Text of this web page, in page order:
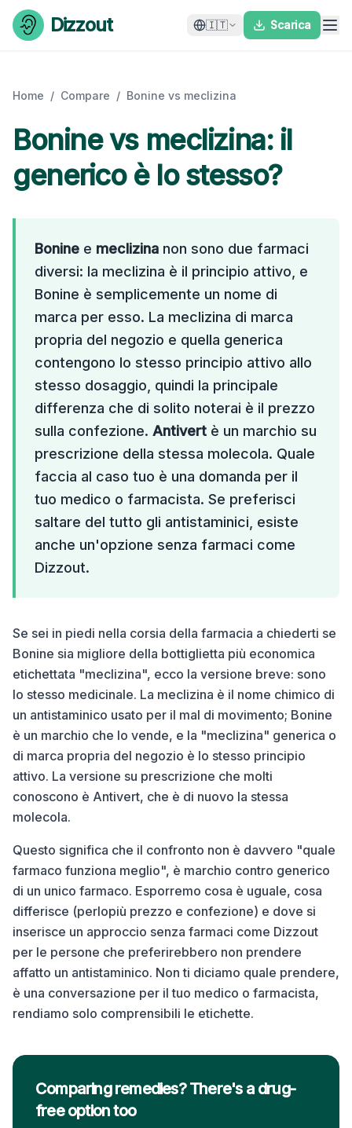
Skip to content
Dizzout 🇮🇹 Scarica
Home / Compare / Bonine vs meclizina
Bonine vs meclizina: il
generico è lo stesso?
Bonine e meclizina non sono due farmaci
diversi: la meclizina è il principio attivo, e
Bonine è semplicemente un nome di
marca per esso. La meclizina di marca
propria del negozio e quella generica
contengono lo stesso principio attivo allo
stesso dosaggio, quindi la principale
differenza che di solito noterai è il prezzo
sulla confezione. Antivert è un marchio su
prescrizione della stessa molecola. Quale
faccia al caso tuo è una domanda per il
tuo medico o farmacista. Se preferisci
saltare del tutto gli antistaminici, esiste
anche un'opzione senza farmaci come
Dizzout.
Se sei in piedi nella corsia della farmacia a chiederti se
Bonine sia migliore della bottiglietta più economica
etichettata "meclizina", ecco la versione breve: sono
lo stesso medicinale. La meclizina è il nome chimico di
un antistaminico usato per il mal di movimento; Bonine
è un marchio che lo vende, e la "meclizina" generica o
di marca propria del negozio è lo stesso principio
attivo. La versione su prescrizione che molti
conoscono è Antivert, che è di nuovo la stessa
molecola.
Questo significa che il confronto non è davvero "quale
farmaco funziona meglio", è marchio contro generico
di un unico farmaco. Esporremo cosa è uguale, cosa
differisce (perlopiù prezzo e confezione) e dove si
inserisce un approccio senza farmaci come Dizzout
per le persone che preferirebbero non prendere
affatto un antistaminico. Non ti diciamo quale prendere,
è una conversazione per il tuo medico o farmacista,
rendiamo solo comprensibili le etichette.
Comparing remedies? There's a drug-
free option too